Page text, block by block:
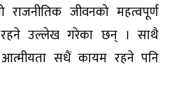
जीवनको महत्वपूर्ण
रहने उल्लेख गरेका छन् । साथै
आत्मीयता सधैं कायम रहने पनि